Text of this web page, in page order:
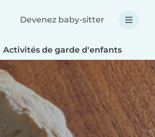
Devenez baby-sitter
Activités de garde d'enfants